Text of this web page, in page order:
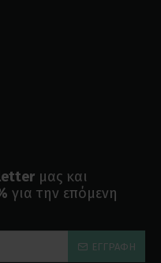
μας και
για την επόμενη
ΕΓΓΡΑΦΉ